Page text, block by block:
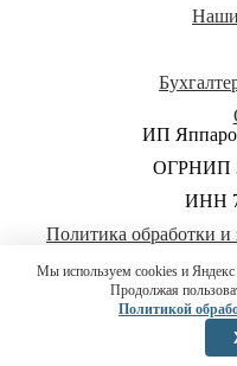
Наши
ИП
ОГРНИП
ИНН
Политика обработки
Согласие на
Условия
Мы используем cookies и Яндекс
Продолжая
Политикой